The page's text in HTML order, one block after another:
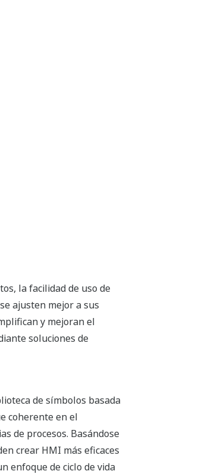
la facilidad de uso de
ajusten mejor a sus
y mejoran el
soluciones de
de símbolos basada
coherente en el
de procesos. Basándose
crear HMI más eficaces
enfoque de ciclo de vida